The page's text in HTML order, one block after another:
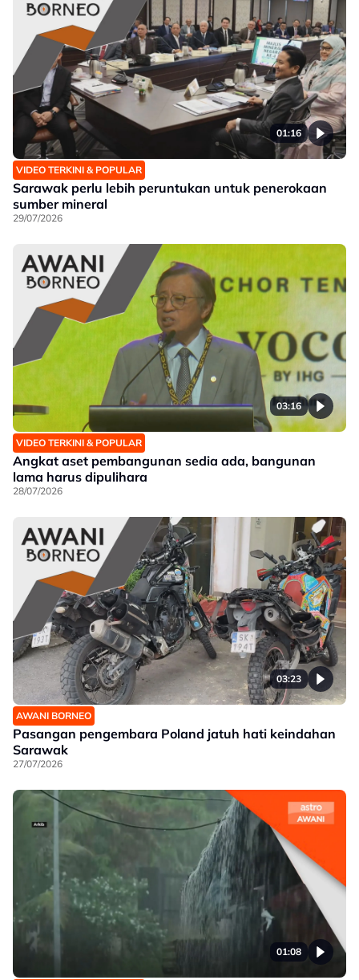
01:16
VIDEO TERKINI & POPULAR
Sarawak perlu lebih peruntukan untuk penerokaan
sumber mineral
29/07/2026
03:16
VIDEO TERKINI & POPULAR
Angkat aset pembangunan sedia ada, bangunan
lama harus dipulihara
28/07/2026
03:23
AWANI BORNEO
Pasangan pengembara Poland jatuh hati keindahan
Sarawak
27/07/2026
01:08